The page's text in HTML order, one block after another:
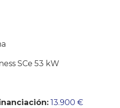
SCe 53 kW
13.900 €